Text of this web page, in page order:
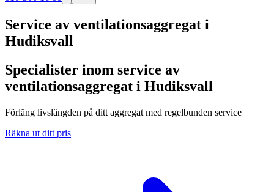
Service av ventilationsaggregat i
Hudiksvall
Specialister inom service av
ventilationsaggregat i Hudiksvall
Förläng livslängden på ditt aggregat med regelbunden service
Räkna ut ditt pris